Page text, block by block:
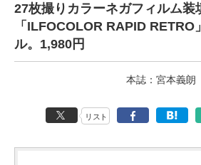
27枚撮りカラーネガフィルム装
「ILFOCOLOR RAPID RETRO
ル。1,980円
本誌：宮本義朗
リスト